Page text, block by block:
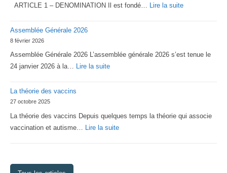
ARTICLE 1 – DENOMINATION Il est fondé… Lire la suite:
Lorraine
Assemblée Générale 2026
8 février 2026
Assemblée Générale 2026 L’assemblée générale 2026 s’est tenue le
24 janvier 2026 à la… Lire la suite:
La théorie des vaccins
27 octobre 2025
La théorie des vaccins Depuis quelques temps la théorie qui associe
vaccination et autisme… Lire la suite: